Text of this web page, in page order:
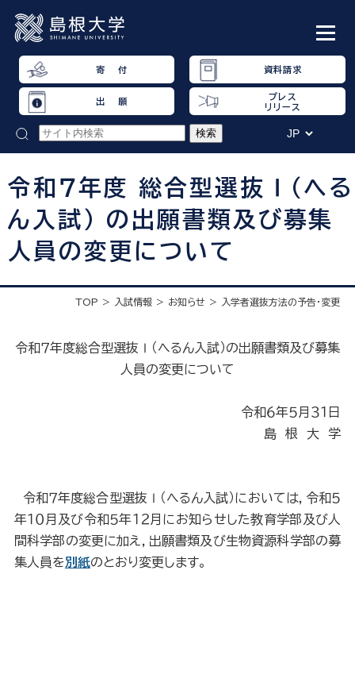
寄 付 資料請求
出 願
プレス
リリース
令和７年度 総合型選抜Ⅰ（へる
ん入試） の出願書類及び募集
人員の変更について
TOP 入試情報 お知らせ 入学者選抜方法の予告・変更
令和７年度総合型選抜Ⅰ（へるん入試）の出願書類及び募集
人員の変更について
令和６年５月３１日
島 根 大 学
令和７年度総合型選抜Ⅰ（へるん入試）においては，令和５
年１０月及び令和５年１２月にお知らせした教育学部及び人
間科学部の変更に加え，出願書類及び生物資源科学部の募
集人員を別紙のとおり変更します。